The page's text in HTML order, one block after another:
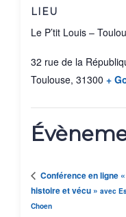
LIEU
Le P’tit Louis –
32 rue de la
Toulouse, 31300 +
Conférence en ligne
histoire et vécu » avec
Choen